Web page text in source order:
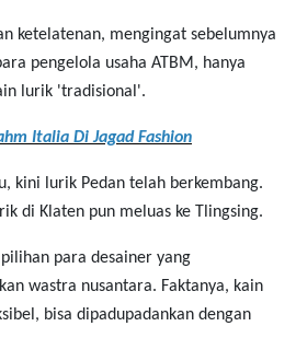
ketelatenan, mengingat sebelumnya
pengelola usaha ATBM, hanya
lurik 'tradisional'.
Italia Di Jagad Fashion
kini lurik Pedan telah berkembang.
di Klaten pun meluas ke Tlingsing.
para desainer yang
wastra nusantara. Faktanya, kain
bisa dipadupadankan dengan